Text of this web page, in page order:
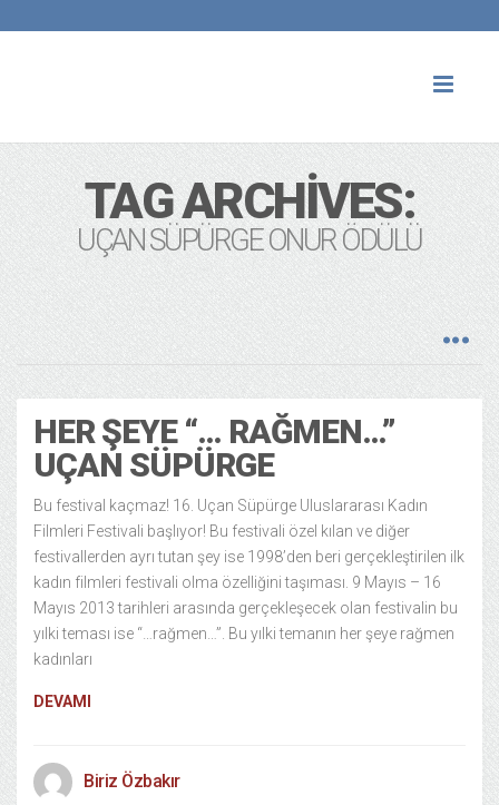
TAG ARCHIVES:
UÇAN SÜPÜRGE ONUR ÖDÜLÜ
HER ŞEYE “… RAĞMEN…”
UÇAN SÜPÜRGE
Bu festival kaçmaz! 16. Uçan Süpürge Uluslararası Kadın
Filmleri Festivali başlıyor! Bu festivali özel kılan ve diğer
festivallerden ayrı tutan şey ise 1998’den beri gerçekleştirilen ilk
kadın filmleri festivali olma özelliğini taşıması. 9 Mayıs – 16
Mayıs 2013 tarihleri arasında gerçekleşecek olan festivalin bu
yılki teması ise “…rağmen…”. Bu yılki temanın her şeye rağmen
kadınları
DEVAMI
Biriz Özbakır